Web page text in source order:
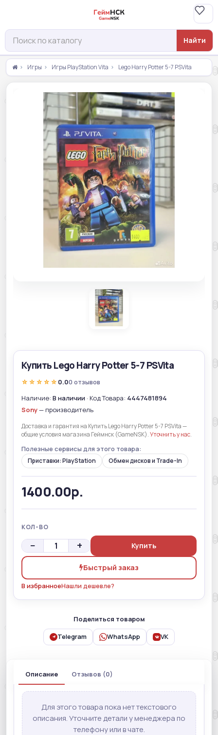
Найти
Игры Игры PlayStation Vita Lego Harry Potter 5-7 PSVita
Купить Lego Harry Potter 5-7 PSVita
☆☆☆☆☆ 0.00 отзывов
Наличие: В наличии · Код Товара: 4447481894
Sony— производитель
Доставка и гарантия на Купить Lego Harry Potter 5-7 PSVita —
общие условия магазина Геймнск (GameNSK).Уточнить у нас.
Полезные сервисы для этого товара:
Приставки: PlayStation Обмен дисков и Trade-In
1400.00р.
КОЛ-ВО
− + Купить
Быстрый заказ
В избранноеНашли дешевле?
Поделиться товаром
Telegram WhatsApp VK
Описание Отзывов (0)
Для этого товара пока нет текстового
описания. Уточните детали у менеджера по
телефону или в чате.